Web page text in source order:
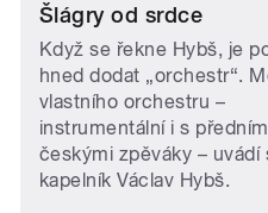
Šlágry od srdce
Když se řekne Hybš, je
hned dodat „orchestr“.
vlastního orchestru –
instrumentální i s
českými zpěváky – uvádí
kapelník Václav Hybš.